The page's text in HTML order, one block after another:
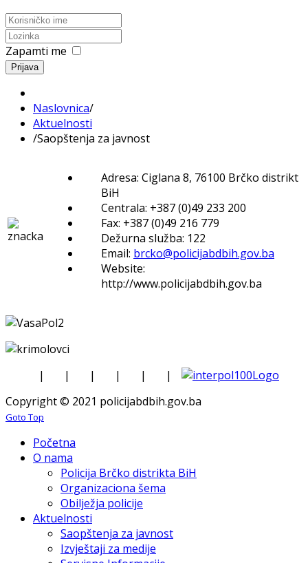
Zapamti me
Prijava
Naslovnica/
Aktuelnosti
/Saopštenja za javnost
Adresa: Ciglana 8, 76100 Brčko distrikt
BiH
Centrala: +387 (0)49 233 200
Fax: +387 (0)49 216 779
Dežurna služba: 122
Email: brcko@policijabdbih.gov.ba
Website:
http://www.policijabdbih.gov.ba
| | | | |
|
Copyright © 2021 policijabdbih.gov.ba
Goto Top
Početna
O nama
Policija Brčko distrikta BiH
Organizaciona šema
Obilježja policije
Aktuelnosti
Saopštenja za javnost
Izvještaji za medije